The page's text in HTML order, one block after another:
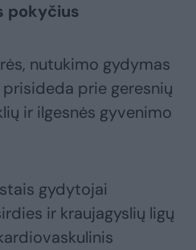
pokyčius
nutukimo gydymas
prie geresnių
ir ilgesnės gyvenimo
gydytojai
ir kraujagyslių ligų